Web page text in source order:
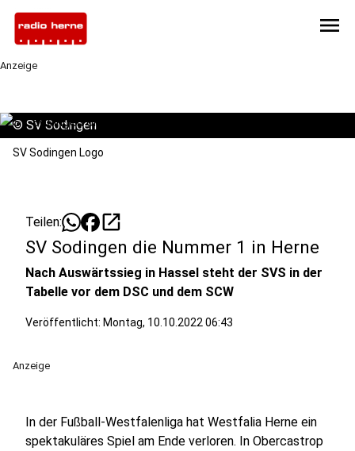
menu
Anzeige
© SV Sodingen
SV Sodingen Logo
Teilen: open_in_new
SV Sodingen die Nummer 1 in Herne
Nach Auswärtssieg in Hassel steht der SVS in der
Tabelle vor dem DSC und dem SCW
Veröffentlicht: Montag, 10.10.2022 06:43
Anzeige
In der Fußball-Westfalenliga hat Westfalia Herne ein
spektakuläres Spiel am Ende verloren. In Obercastrop